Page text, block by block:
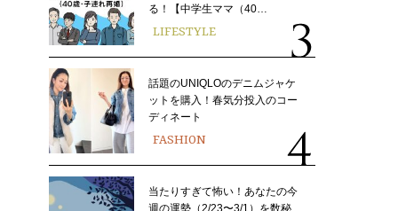
る！【中学生ママ（40…
LIFESTYLE
話題のUNIQLOのデニムジャケ
ットを購入！春気分投入のコー
ディネート
FASHION
当たりすぎて怖い！あなたの今
週の運勢（2/23〜3/1）を数秘